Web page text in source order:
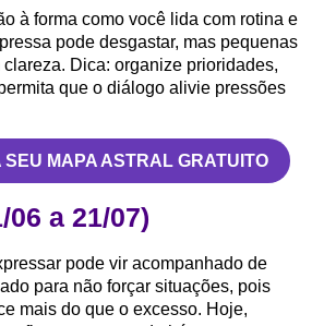
à forma como você lida com rotina e
pode desgastar, mas pequenas
Dica: organize prioridades,
que o diálogo alivie pressões
SEU MAPA ASTRAL GRATUITO
06 a 21/07)
pode vir acompanhado de
para não forçar situações, pois
mais do que o excesso. Hoje,